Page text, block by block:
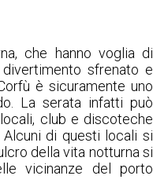
che hanno voglia di
sfrenato e
è sicuramente uno
La serata infatti può
club e discoteche
di questi locali si
della vita notturna si
vicinanze del porto